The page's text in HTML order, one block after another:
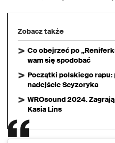
Zobacz także
Co obejrzeć po
wam się spodobać
Początki polskiego
nadejście Scyzoryka
WROsound 2024.
Kasia Lins